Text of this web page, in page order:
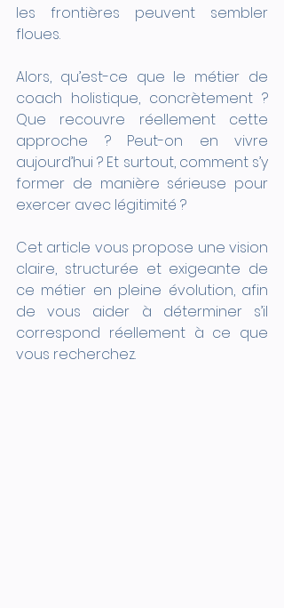
les frontières peuvent sembler
floues.
Alors, qu’est-ce que le métier de
coach holistique, concrètement ?
Que recouvre réellement cette
approche ? Peut-on en vivre
aujourd’hui ? Et surtout, comment s’y
former de manière sérieuse pour
exercer avec légitimité ?
Cet article vous propose une vision
claire, structurée et exigeante de
ce métier en pleine évolution, afin
de vous aider à déterminer s’il
correspond réellement à ce que
vous recherchez.